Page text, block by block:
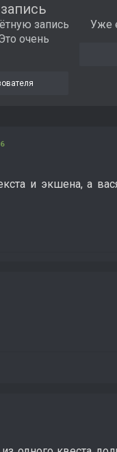
запись
очень
Уже
и экшена, а